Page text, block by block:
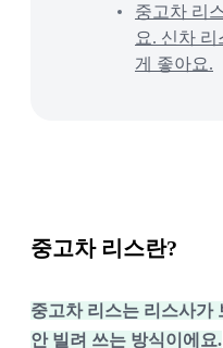
중고차 리
요. 신차
게 좋아요.
중고차 리스란?
중고차 리스는 리스사가
안 빌려 쓰는 방식이에요.